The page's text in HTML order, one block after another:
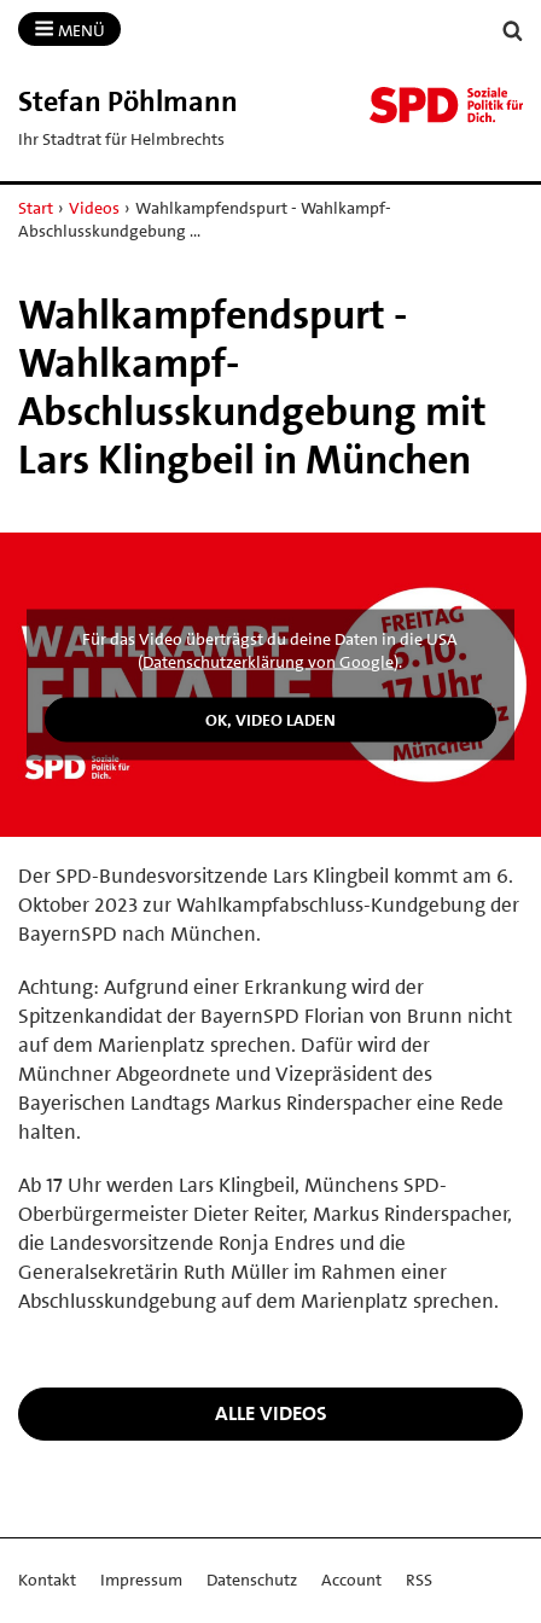
MENÜ
Stefan Pöhlmann
Ihr Stadtrat für Helmbrechts
Start › Videos › Wahlkampfendspurt - Wahlkampf-
Abschlusskundgebung …
Wahlkampfendspurt -
Wahlkampf-
Abschlusskundgebung mit
Lars Klingbeil in München
Für das Video überträgst du deine Daten in die USA
(Datenschutzerklärung von Google).
Der SPD-Bundesvorsitzende Lars Klingbeil kommt am 6.
Oktober 2023 zur Wahlkampfabschluss-Kundgebung der
BayernSPD nach München.
Achtung: Aufgrund einer Erkrankung wird der
Spitzenkandidat der BayernSPD Florian von Brunn nicht
auf dem Marienplatz sprechen. Dafür wird der
Münchner Abgeordnete und Vizepräsident des
Bayerischen Landtags Markus Rinderspacher eine Rede
halten.
Ab 17 Uhr werden Lars Klingbeil, Münchens SPD-
Oberbürgermeister Dieter Reiter, Markus Rinderspacher,
die Landesvorsitzende Ronja Endres und die
Generalsekretärin Ruth Müller im Rahmen einer
Abschlusskundgebung auf dem Marienplatz sprechen.
ALLE VIDEOS
Kontakt Impressum Datenschutz Account RSS